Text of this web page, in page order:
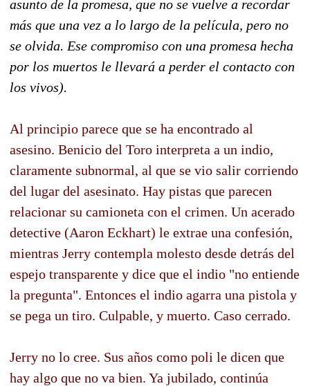
asunto de la promesa, que no se vuelve a recordar
más que una vez a lo largo de la película, pero no
se olvida. Ese compromiso con una promesa hecha
por los muertos le llevará a perder el contacto con
los vivos).
Al principio parece que se ha encontrado al
asesino. Benicio del Toro interpreta a un indio,
claramente subnormal, al que se vio salir corriendo
del lugar del asesinato. Hay pistas que parecen
relacionar su camioneta con el crimen. Un acerado
detective (Aaron Eckhart) le extrae una confesión,
mientras Jerry contempla molesto desde detrás del
espejo transparente y dice que el indio "no entiende
la pregunta". Entonces el indio agarra una pistola y
se pega un tiro. Culpable, y muerto. Caso cerrado.
Jerry no lo cree. Sus años como poli le dicen que
hay algo que no va bien. Ya jubilado, continúa